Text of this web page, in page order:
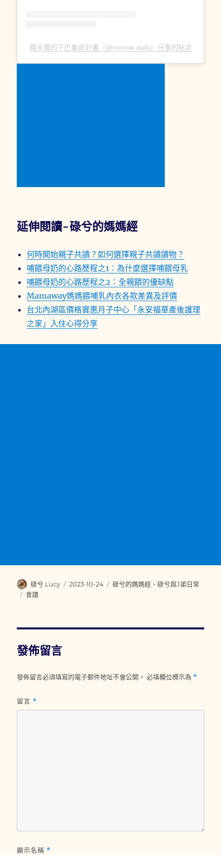
糯米寶的下巴養成計畫（@normie.daily）分享的貼文
延伸閱讀-碌兮的媽媽經
何時開始親子共讀？如何選擇親子共讀讀物？
哺餵母奶的心路歷程之1：為什麼選擇哺餵母乳
哺餵母奶的心路歷程之2：全親餵的優缺點
Mamaway媽媽餵哺乳內衣各款差異及評價
台北內湖區價格實惠月子中心「永安福華產後護理
之家」入住心得分享
作
者
碌兮 Lucy
發
2023-10-24
分
碌兮的媽媽經 、碌兮與J弟日常
標
食譜
發佈留言
發佈留言必須填寫的電子郵件地址不會公開。 必填欄位標示為 *
留言 *
顯示名稱 *